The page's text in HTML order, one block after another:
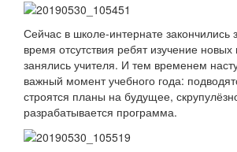
Сейчас в школе-интернате закончились
время отсутствия ребят изучение новых
занялись учителя. И тем временем
важный момент учебного года:
строятся планы на будущее,
разрабатывается программа.